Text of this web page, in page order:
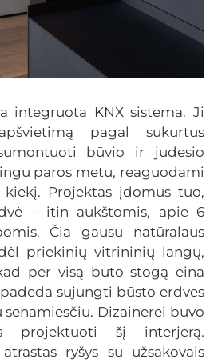
integruota KNX sistema. Ji
pagal sukurtus
būvio ir judesio
paros metu, reaguodami
kiekį. Projektas įdomus tuo,
– itin aukštomis, apie 6
Čia gausu natūralaus
priekinių vitrininių langų,
per visą buto stogą eina
sujungti būsto erdves
Dizainerei buvo
projektuoti šį interjerą.
ryšys su užsakovais